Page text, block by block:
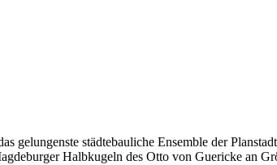
gelungenste städtebauliche Ensemble der
Halbkugeln des Otto von Guericke an